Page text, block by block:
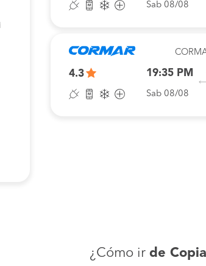
Sab 08/08
4.3 19:35 PM
Sab 08/08
¿Cómo ir de